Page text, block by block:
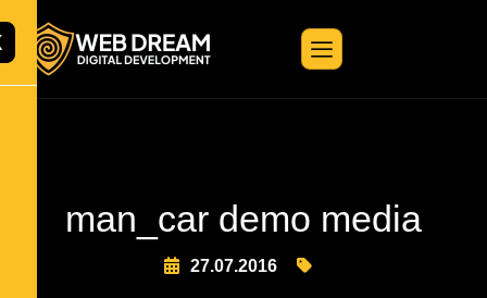
man_car demo media
27.07.2016